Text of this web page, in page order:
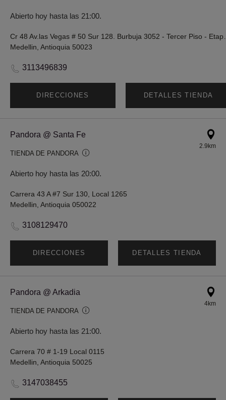
Abierto hoy hasta las 21:00.
Medellin, Antioquia 50023
3113496839
DIRECCIONES DETALLES TIENDA
Pandora @ Santa Fe
TIENDA DE PANDORA
Abierto hoy hasta las 20:00.
2.9km
Carrera 43 A #7 Sur 130, Local 1265
Medellin, Antioquia 050022
3108129470
DIRECCIONES DETALLES TIENDA
Pandora @ Arkadia
TIENDA DE PANDORA
Abierto hoy hasta las 21:00.
4km
Carrera 70 # 1-19 Local 0115
Medellin, Antioquia 50025
3147038455